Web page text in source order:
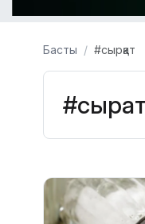
Басты #сырқат